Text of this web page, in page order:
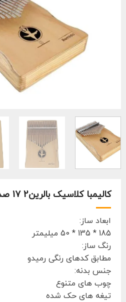
کالیمبا کلاسیک بالرین2 17 صدایی
ابعاد ساز:
185 * 135 * 50 میلیمتر
رنگ ساز:
مطابق کدهای رنگی رمیدو
جنس بدنه:
چوب های متنوع
تیغه های حک شده